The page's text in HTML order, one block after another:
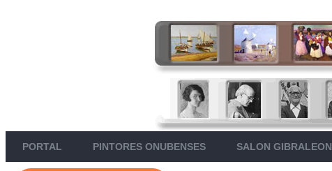
PORTAL PINTORES ONUBENSES SALON GIBRALEON